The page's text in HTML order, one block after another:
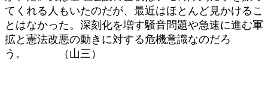
てくれる人もいたのだが、最近はほとんど見かけるこ
とはなかった。深刻化を増す騒音問題や急速に進む軍
拡と憲法改悪の動きに対する危機意識なのだろ
う。 （山三）